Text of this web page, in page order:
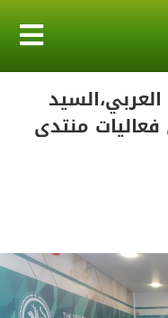
العربي،السيد
منتدى